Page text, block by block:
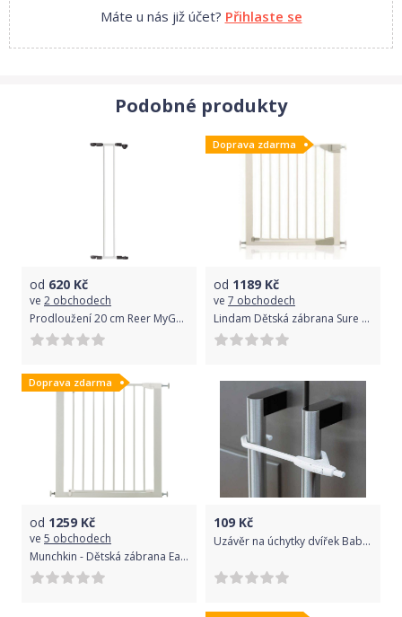
Máte u nás již účet? Přihlaste se
Podobné produkty
od 620 Kč
ve 2 obchodech
Prodloužení 20 cm Reer MyGate
Doprava zdarma
od 1189 Kč
ve 7 obchodech
Lindam Dětská zábrana Sure Shut Axis
Doprava zdarma
od 1259 Kč
ve 5 obchodech
Munchkin - Dětská zábrana Easy Loc bílá
109 Kč
Uzávěr na úchytky dvířek Baby Dan